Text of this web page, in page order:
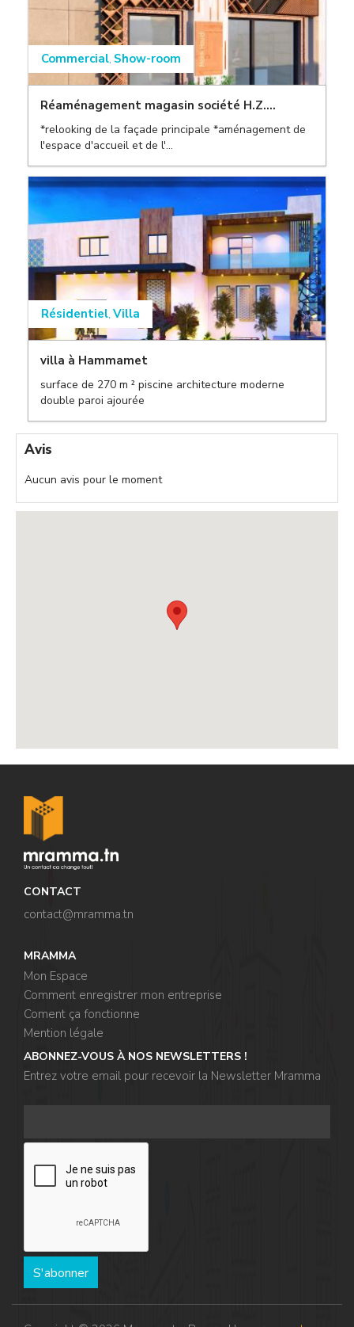
Commercial, Show-room
Réaménagement magasin société H.Z....
*relooking de la façade principale *aménagement de
l'espace d'accueil et de l'...
Résidentiel, Villa
villa à Hammamet
surface de 270 m ² piscine architecture moderne
double paroi ajourée
Avis
Aucun avis pour le moment
CONTACT
contact@mramma.tn
MRAMMA
Mon Espace
Comment enregistrer mon entreprise
Coment ça fonctionne
Mention légale
ABONNEZ-VOUS À NOS NEWSLETTERS !
Entrez votre email pour recevoir la Newsletter Mramma
S'abonner